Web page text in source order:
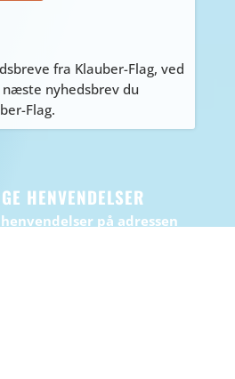
fra Klauber-Flag, ved
nyhedsbrev du
Flag.
HENVENDELSER
på adressen